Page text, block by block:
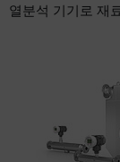
열분석 기기로 재